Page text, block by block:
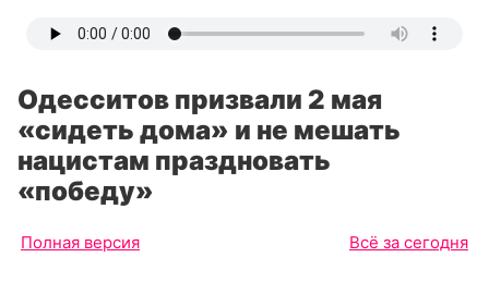
Одесситов призвали 2 мая
«сидеть дома» и не мешать
нацистам праздновать
«победу»
Полная версия Всё за сегодня